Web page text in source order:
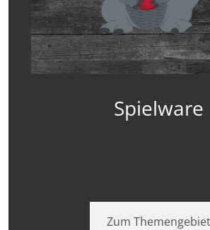
Spielware
Zum Themengebiet